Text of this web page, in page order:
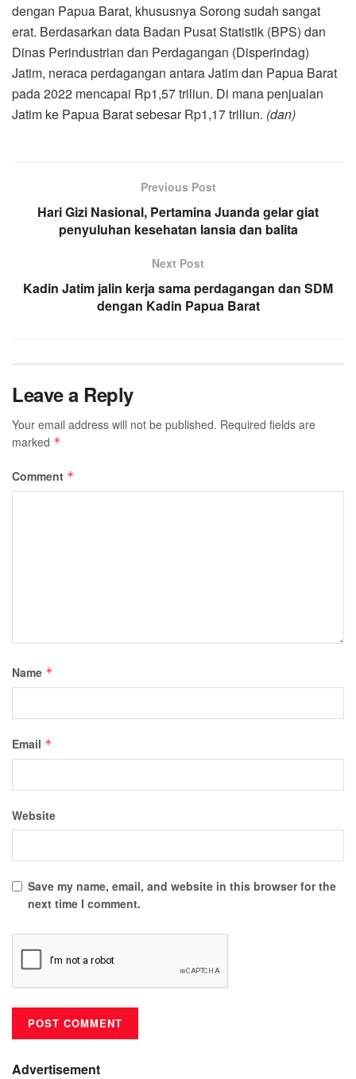
dengan Papua Barat, khususnya Sorong sudah sangat
erat. Berdasarkan data Badan Pusat Statistik (BPS) dan
Dinas Perindustrian dan Perdagangan (Disperindag)
Jatim, neraca perdagangan antara Jatim dan Papua Barat
pada 2022 mencapai Rp1,57 triliun. Di mana penjualan
Jatim ke Papua Barat sebesar Rp1,17 triliun. (dan)
Previous Post
Hari Gizi Nasional, Pertamina Juanda gelar giat
penyuluhan kesehatan lansia dan balita
Next Post
Kadin Jatim jalin kerja sama perdagangan dan SDM
dengan Kadin Papua Barat
Leave a Reply
Your email address will not be published. Required fields are
marked *
Comment *
Name *
Email *
Website
Save my name, email, and website in this browser for the
next time I comment.
Advertisement